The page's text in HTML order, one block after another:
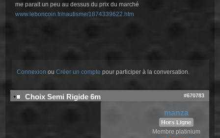
me parait un peu au dessus du prix du marché
www.leboncoin.fr/nautisme/1874339622.htm
Connexion ouCréer un compte pour participer à la conversation.
Choix Semi Rigide 6m #670783
manza
Hors Ligne
Membre platinium